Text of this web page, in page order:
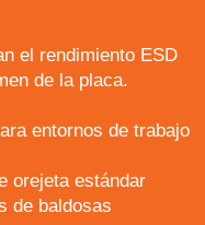
el rendimiento ESD
de la placa.
entornos de trabajo
orejeta estándar
de baldosas